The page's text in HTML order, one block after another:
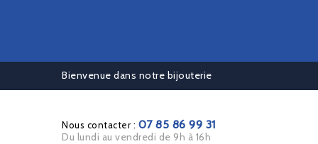
Bienvenue dans notre bijouterie
Nous contacter : 07 85 86 99 31
Du lundi au vendredi de 9h à 16h